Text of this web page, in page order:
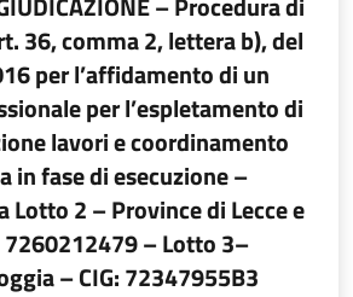
36, comma 2, lettera b), del
per l’affidamento di un
per l’espletamento di
lavori e coordinamento
in fase di esecuzione –
Lotto 2 – Province di Lecce e
7260212479 – Lotto 3–
– CIG: 72347955B3